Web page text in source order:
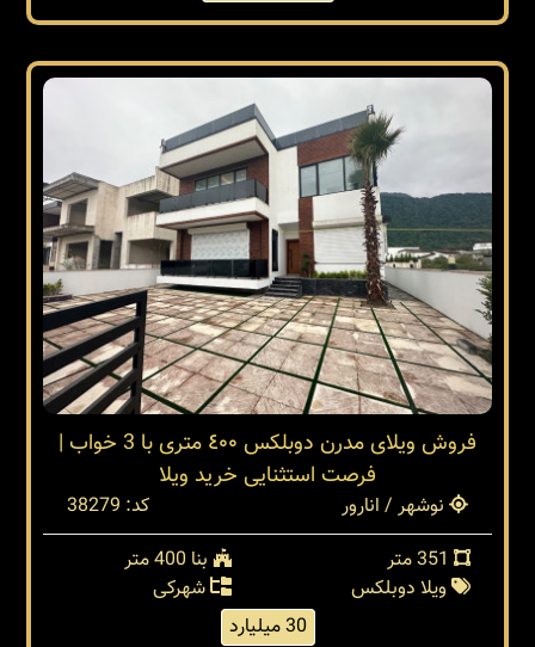
فروش ویلای مدرن دوبلکس ٤٠٠ متری با 3 خواب |
فرصت استثنایی خرید ویلا
نوشهر / انارور
کد: 38279
بنا 400 متر
ویلا دوبلکس
شهرکی
30 میلیارد